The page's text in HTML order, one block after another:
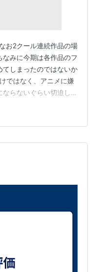
お2クール連続作品の場
みに今期は各作品のフ
てしまったのではないか
ではなく、アニメに嫌
らないぐらい切迫して
で実は大抵の作品は一